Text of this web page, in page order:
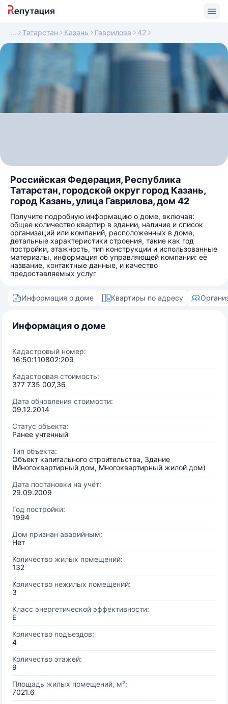
Татарстан Казань Гаврилова 42
Российская Федерация, Республика
Татарстан, городской округ город Казань,
город Казань, улица Гаврилова, дом 42
Получите подробную информацию о доме, включая:
общее количество квартир в здании, наличие и список
организаций или компаний, расположенных в доме,
детальные характеристики строения, такие как год
постройки, этажность, тип конструкции и использованные
материалы, информация об управляющей компании: её
название, контактные данные, и качество
предоставляемых услуг
Информация о доме Квартиры по адресу
Информация о доме
Кадастровый номер:
16:50:110802:209
Кадастровая стоимость:
377 735 007,36
Дата обновления стоимости:
09.12.2014
Статус объекта:
Ранее учтенный
Тип объекта:
Объект капитального строительства, Здание
(Многоквартирный дом, Многоквартирный жилой дом)
Дата постановки на учёт:
29.09.2009
Год постройки:
1994
Дом признан аварийным:
Нет
Количество жилых помещений:
132
Количество нежилых помещений:
3
Класс энергетической эффективности:
E
Количество подъездов:
4
Количество этажей:
9
Площадь жилых помещений, м²:
7021.6